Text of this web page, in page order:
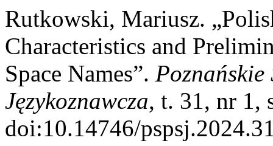
Rutkowski, Mariusz.
Characteristics and
Space Names”.
Językoznawcza, t. 31, nr 1,
doi:10.14746/